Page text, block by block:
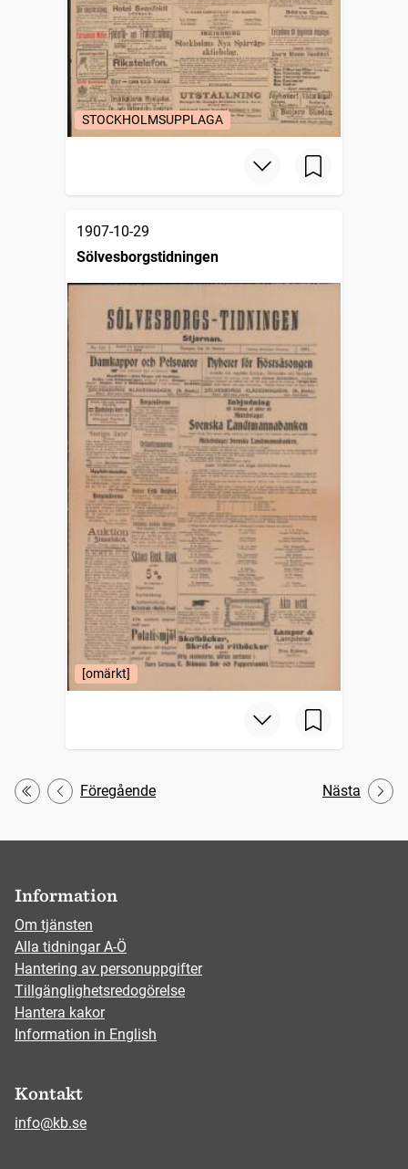
STOCKHOLMSUPPLAGA
1907-10-29
Sölvesborgstidningen
[omärkt]
Första
Föregående Nästa
Information
Om tjänsten
Alla tidningar A-Ö
Hantering av personuppgifter
Tillgänglighetsredogörelse
Hantera kakor
Information in English
Kontakt
info@kb.se